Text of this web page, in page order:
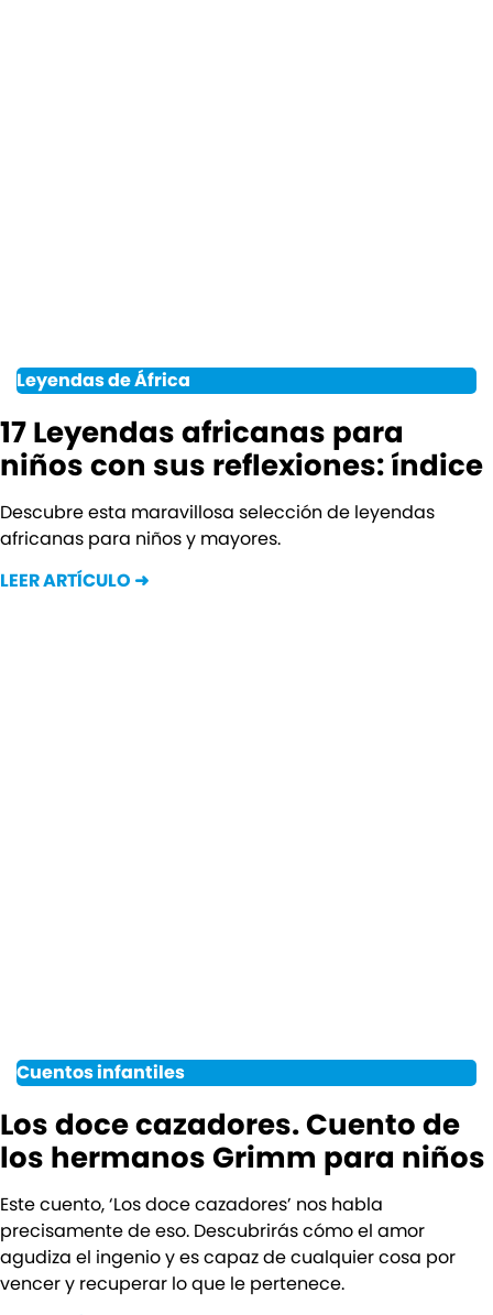
Leyendas de África
17 Leyendas africanas para
niños con sus reflexiones: índice
Descubre esta maravillosa selección de leyendas
africanas para niños y mayores.
LEER ARTÍCULO ➜
Cuentos infantiles
Los doce cazadores. Cuento de
los hermanos Grimm para niños
Este cuento, ‘Los doce cazadores’ nos habla
precisamente de eso. Descubrirás cómo el amor
agudiza el ingenio y es capaz de cualquier cosa por
vencer y recuperar lo que le pertenece.